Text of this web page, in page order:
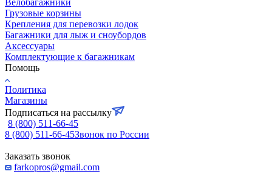
Грузовые корзины
Крепления для перевозки лодок
Багажники для лыж и сноубордов
Аксессуары
Комплектующие к багажникам
Помощь
Политика
Магазины
Подписаться на рассылку
8 (800) 511-66-45
8 (800) 511-66-45Звонок по России
Заказать звонок
farkopros@gmail.com